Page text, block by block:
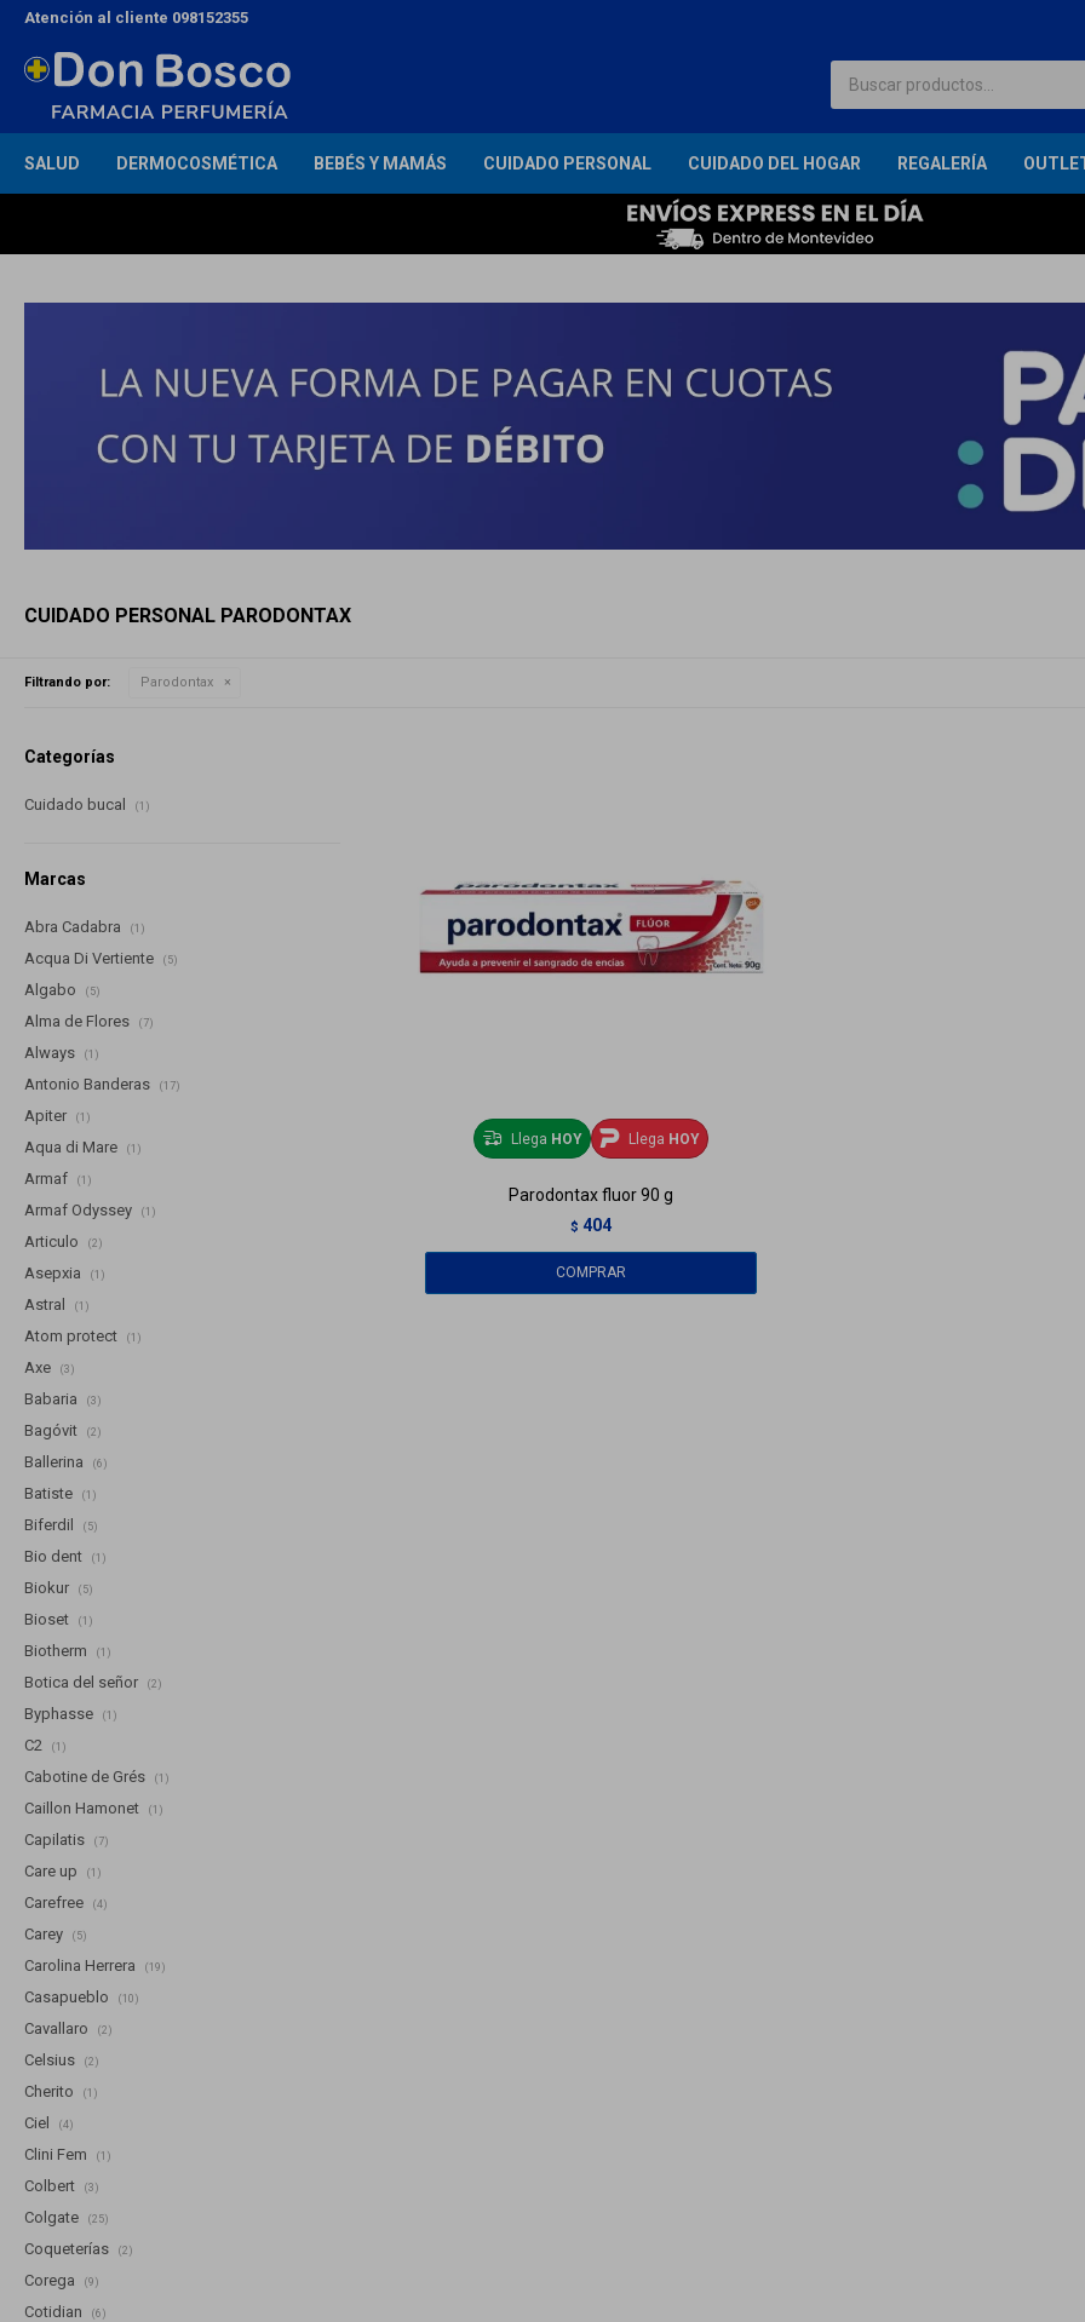
SALUD DERMOCOSMÉTICA BEBÉS Y MAMÁS CUIDADO PERSONAL CUIDADO DEL HOGAR REGALERÍA
Atención al cliente 098152355
CUIDADO PERSONAL PARODONTAX
Filtrando por: Parodontax
Llega HOY Llega HOY
Parodontax fluor 90 g
$ 404
Categorías
Cuidado bucal (1)
Marcas
Abra Cadabra (1)
Acqua Di Vertiente (5)
Algabo (5)
Alma de Flores (7)
Always (1)
Antonio Banderas (17)
Apiter (1)
Aqua di Mare (1)
Armaf (1)
Armaf Odyssey (1)
Articulo (2)
Asepxia (1)
Astral (1)
Atom protect (1)
Axe (3)
Babaria (3)
Bagóvit (2)
Ballerina (6)
Batiste (1)
Biferdil (5)
Bio dent (1)
Biokur (5)
Bioset (1)
Biotherm (1)
Botica del señor (2)
Byphasse (1)
C2 (1)
Cabotine de Grés (1)
Caillon Hamonet (1)
Capilatis (7)
Care up (1)
Carefree (4)
Carey (5)
Carolina Herrera (19)
Casapueblo (10)
Cavallaro (2)
Celsius (2)
Cherito (1)
Ciel (4)
Clini Fem (1)
Colbert (3)
Colgate (25)
Coqueterías (2)
Corega (9)
Cotidian (6)